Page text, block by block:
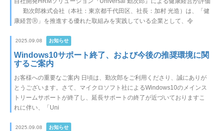
勤次郎株式会社（本社：東京都千代田区、社長：加村 光造）は、「健
康経営Ⓡ」を推進する優れた取組みを実践している企業として、令
2025.09.08 お知らせ
Windows10サポート終了、および今後の推奨環境に関
するご案内
お客様への重要なご案内 日頃は、勤次郎をご利用くださり、誠にありが
とうございます。さて、マイクロソフト社によるWindows10のメインス
トリームサポートが終了し、延長サポートの終了が近づいておりますこ
れに伴い、「Uni
2025.09.08 お知らせ